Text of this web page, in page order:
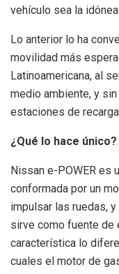
vehículo sea la
Lo anterior lo ha
movilidad más
Latinoamericana, al
medio ambiente, y
estaciones de
¿Qué lo hace único?
Nissan e-POWER es
conformada por un
impulsar las ruedas,
sirve como fuente de
característica lo
cuales el motor de